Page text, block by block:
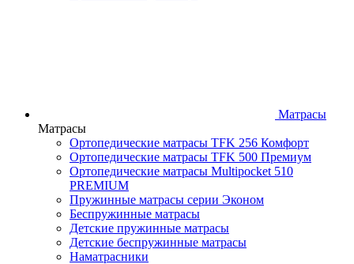
Матрасы
Матрасы
Ортопедические матрасы TFK 256 Комфорт
Ортопедические матрасы TFK 500 Премиум
Ортопедические матрасы Multipocket 510
PREMIUM
Пружинные матрасы серии Эконом
Беспружинные матрасы
Детские пружинные матрасы
Детские беспружинные матрасы
Наматрасники